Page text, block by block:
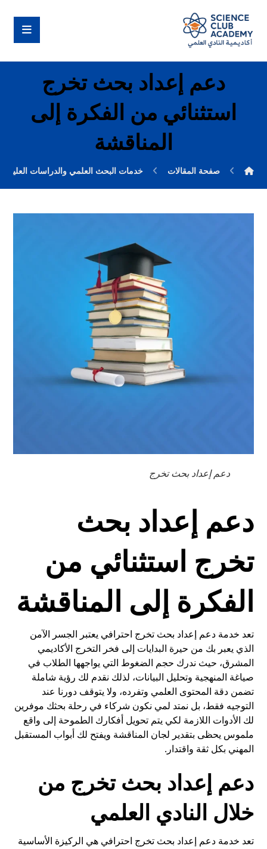
دعم إعداد بحث تخرج
استثنائي من الفكرة إلى
المناقشة
صفحة المقالات خدمات البحث العلمي والدراسات العليا
دعم إعداد بحث تخرج
دعم إعداد بحث
تخرج استثنائي من
الفكرة إلى المناقشة
تعد خدمة دعم إعداد بحث تخرج احترافي يعتبر الجسر الآمن
الذي يعبر بك من حيرة البدايات إلى فخر التخرج الأكاديمي
المشرق، حيث ندرك حجم الضغوط التي يواجهها الطلاب في
صياغة المنهجية وتحليل البيانات، لذلك نقدم لك رؤية شاملة
تضمن دقة المحتوى العلمي وتفرده، ولا يتوقف دورنا عند
التوجيه فقط، بل نمتد لمي نكون شركاء في رحلة بحثك موفرين
لك الأدوات اللازمة لكي يتم تحويل أفكارك الطموحة إلى واقع
ملموس يحظى بتقدير لجان المناقشة ويفتح لك أبواب المستقبل
المهني بكل ثقة واقتدار.
دعم إعداد بحث تخرج من
خلال النادي العلمي
تعد خدمة دعم إعداد بحث تخرج احترافي هي الركيزة الأساسية